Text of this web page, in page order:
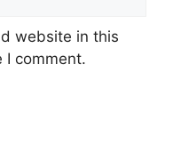
website in this
I comment.